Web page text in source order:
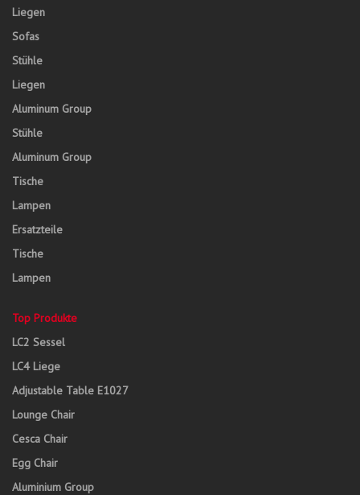
Liegen
Sofas
Stühle
Liegen
Aluminum Group
Stühle
Aluminum Group
Tische
Lampen
Ersatzteile
Tische
Lampen
Top Produkte
LC2 Sessel
LC4 Liege
Adjustable Table E1027
Lounge Chair
Cesca Chair
Egg Chair
Aluminium Group